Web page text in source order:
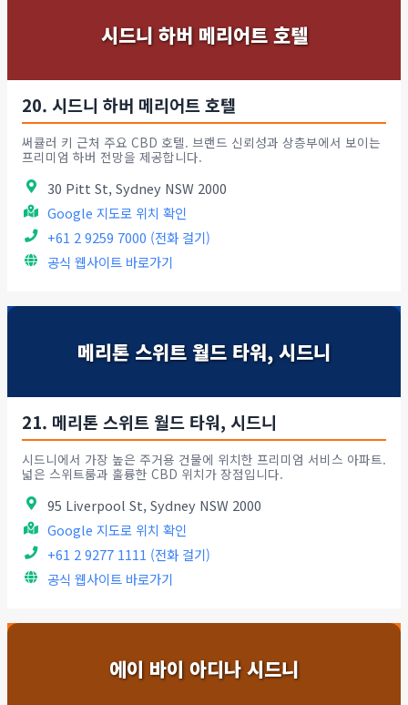
시드니 하버 메리어트 호텔
20. 시드니 하버 메리어트 호텔
써큘러 키 근처 주요 CBD 호텔. 브랜드 신뢰성과 상층부에서 보이는
프리미엄 하버 전망을 제공합니다.
30 Pitt St, Sydney NSW 2000
Google 지도로 위치 확인
+61 2 9259 7000 (전화 걸기)
공식 웹사이트 바로가기
메리톤 스위트 월드 타워, 시드니
21. 메리톤 스위트 월드 타워, 시드니
시드니에서 가장 높은 주거용 건물에 위치한 프리미엄 서비스 아파트.
넓은 스위트룸과 훌륭한 CBD 위치가 장점입니다.
95 Liverpool St, Sydney NSW 2000
Google 지도로 위치 확인
+61 2 9277 1111 (전화 걸기)
공식 웹사이트 바로가기
에이 바이 아디나 시드니